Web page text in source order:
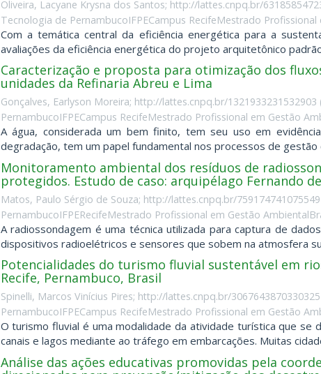
Oliveira, Lacyane Krysna dos Santos; http://lattes.cnpq.br/
Tecnologia de PernambucoIFPECampus RecifeMestrado
Com a temática central da eficiência energética para a
avaliações da eficiência energética do projeto arquitetônico
Caracterização e proposta para otimização dos
unidades da Refinaria Abreu e Lima
Gonçalves, Earlyson Moreira; http://lattes.cnpq.br/1321933231532903
PernambucoIFPECampus RecifeMestrado Profissional em Gestão
A água, considerada um bem finito, tem seu uso em
degradação, tem um papel fundamental nos processos de
Monitoramento ambiental dos resíduos de
protegidos. Estudo de caso: arquipélago Fernando
Matos, Paulo Sérgio de Souza; http://lattes.cnpq.br/
PernambucoIFPERecifeMestrado Profissional em Gestão
A radiossondagem é uma técnica utilizada para captura de
dispositivos radioelétricos e sensores que sobem na atmosfera
Potencialidades do turismo fluvial sustentável em
Recife, Pernambuco, Brasil
Spinelli, Marcos Vinícius Pires; http://lattes.cnpq.br/3067643870330325
PernambucoIFPECampus RecifeMestrado Profissional em Gestão
O turismo fluvial é uma modalidade da atividade turística que
canais e lagos mediante ao tráfego em embarcações. Muitas
Análise das ações educativas promovidas pela